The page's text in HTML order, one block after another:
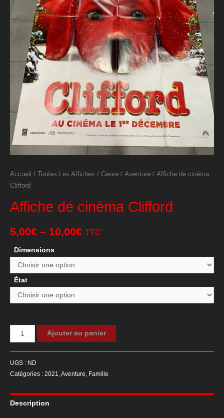
Accueil / Toutes Les Affiches / Genre / Aventure / Affiche de cinéma
Clifford
Affiche de cinéma Clifford
5,00€ – 10,00€ TTC
Dimensions
État
quantité
de
Clifford
Ajouter au panier
UGS : ND
Catégories : 2021,Aventure, Famille
Description